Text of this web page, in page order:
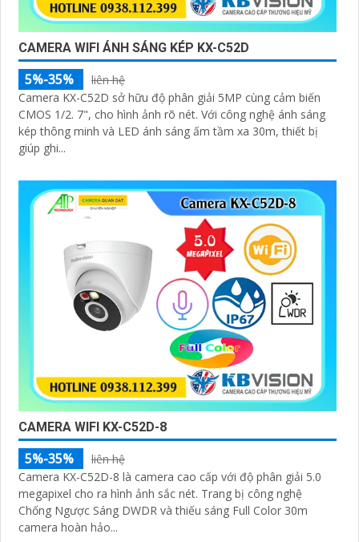
CAMERA WIFI ÁNH SÁNG KÉP KX-C52D
5%-35%
liên hệ
Camera KX-C52D sở hữu độ phân giải 5MP cùng cảm biến
CMOS 1/2. 7", cho hình ảnh rõ nét. Với công nghệ ánh sáng
kép thông minh và LED ánh sáng ấm tầm xa 30m, thiết bị
giúp ghi...
CAMERA WIFI KX-C52D-8
5%-35%
liên hệ
Camera KX-C52D-8 là camera cao cấp với độ phân giải 5.0
megapixel cho ra hình ảnh sắc nét. Trang bị công nghệ
Chống Ngược Sáng DWDR và thiếu sáng Full Color 30m
camera hoàn hảo...